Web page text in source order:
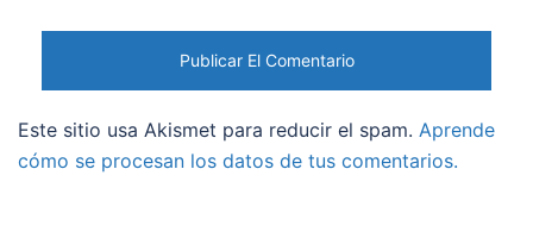
Este sitio usa Akismet para reducir el spam. Aprende
cómo se procesan los datos de tus comentarios.